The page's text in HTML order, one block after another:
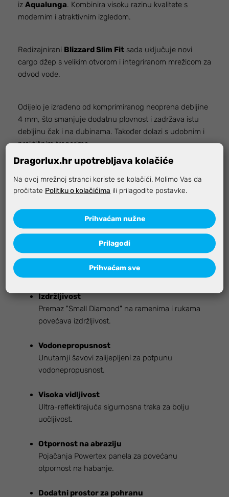
iz Aqualunga. Kombinira visoku razinu kvalitete s
modernim i atraktivnim izgledom.
Redizajnirani Blizzard Slim Fit sada uključuje novi
cargo džep s velikim otvorom i integriranom mrežicom za
odvod vode.
Odijelo je izrađeno od komprimiranog neoprena debljine
4 mm, što smanjuje dodatnu plovnost i zadržava istu
debljinu čak i na dubinama. Također dolazi s udobnim i
praktičnim tregerima.
Značajke
Ekološki prihvatljiv
Neopren bez PAH-a (policikličkih aromatskih
Izdržljivost
Premaz "Small Diamond" na ramenima i rukama
povećava izdržljivost.
Vodonepropusnost
Unutarnji šavovi zalijepljeni za potpunu
vodonepropusnost.
Visoka vidljivost
Ultra-reflektirajuća sigurnosna traka za bolju
uočljivost.
Otpornost na abraziju
Pojačanja Powertex panela za povećanu
otpornost na habanje.
Dodatni prostor za pohranu
Dragorlux.hr upotrebljava kolačiće
Na ovoj mrežnoj stranci koriste se kolačići. Molimo Vas da
pročitate Politiku o kolačićima ili prilagodite postavke.
Prihvaćam nužne
Prilagodi
Prihvaćam sve